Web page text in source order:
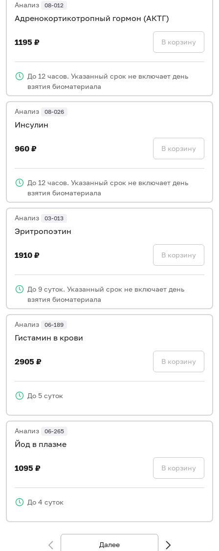
Анализ 08-012
Адренокортикотропный гормон (АКТГ)
1195 ₽ В корзину
До 12 часов. Указанный срок не включает день
взятия биоматериала
Анализ 08-026
Инсулин
960 ₽ В корзину
До 12 часов. Указанный срок не включает день
взятия биоматериала
Анализ 03-013
Эритропоэтин
1910 ₽ В корзину
До 9 суток. Указанный срок не включает день
взятия биоматериала
Анализ 06-189
Гистамин в крови
2905 ₽ В корзину
До 5 суток
Анализ 06-265
Йод в плазме
1095 ₽ В корзину
До 4 суток
Далее